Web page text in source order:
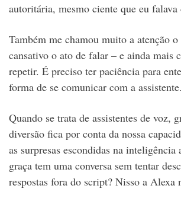
autoritária, mesmo ciente que eu
Também me chamou muito a atenção
cansativo o ato de falar – e ainda mais
repetir. É preciso ter paciência para
forma de se comunicar com a assistente.
Quando se trata de assistentes de voz,
diversão fica por conta da nossa
as surpresas escondidas na
graça tem uma conversa sem tentar
respostas fora do script? Nisso a Alexa